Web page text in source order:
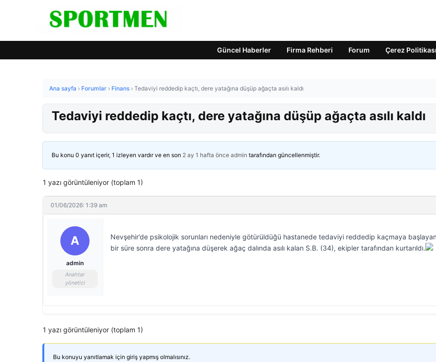
Güncel Haberler Firma Rehberi Forum Çerez Politikası
Ana sayfa › Forumlar › Finans › Tedaviyi reddedip kaçtı, dere yatağına düşüp ağaçta asılı kaldı
Tedaviyi reddedip kaçtı, dere yatağına düşüp ağaçta asılı kaldı
Bu konu 0 yanıt içerir, 1 izleyen vardır ve en son 2 ay 1 hafta önce admin tarafından güncellenmiştir.
1 yazı görüntüleniyor (toplam 1)
01/06/2026: 1:39 am
A
admin
Anahtar
yönetici
Nevşehir’de psikolojik sorunları nedeniyle götürüldüğü hastanede tedaviyi reddedip kaçmaya
bir süre sonra dere yatağına düşerek ağaç dalında asılı kalan S.B. (34), ekipler tarafından kurtarıldı.
1 yazı görüntüleniyor (toplam 1)
Bu konuyu yanıtlamak için giriş yapmış olmalısınız.